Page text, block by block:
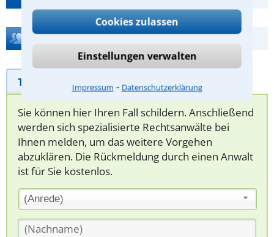
Cookies zulassen
Einstellungen verwalten
Impressum ⁃ Datenschutzerklärung
Hilfe bei Ihrer Anwaltsuche?
Telefonhilfe Beratungsanfrage
Sie können hier Ihren Fall schildern. Anschließend
werden sich spezialisierte Rechtsanwälte bei
Ihnen melden, um das weitere Vorgehen
abzuklären. Die Rückmeldung durch einen Anwalt
ist für Sie kostenlos.
(Anrede)